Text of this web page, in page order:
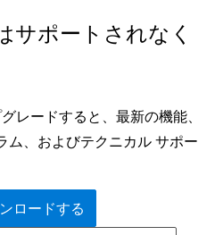
サポートされなく
レードすると、最新の機能、
ム、およびテクニカル サポー
ロードする